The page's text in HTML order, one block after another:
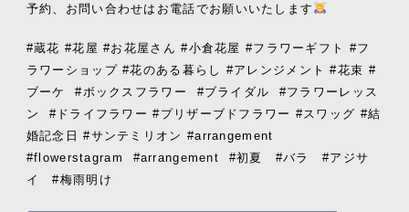
予約、お問い合わせはお電話でお願いいたします
#蔵花 #花屋 #お花屋さん #小倉花屋 #フラワーギフト #フ
ラワーショップ #花のある暮らし #アレンジメント #花束 #
ブーケ
#ボックスフラワー #ブライダル
#フラワーレッス
ン
#ドライフラワー #プリザーブドフラワー #スワッグ #結
婚記念日 #サンテミリオン #arrangement
#flowerstagram
#arrangement
#初夏 #バラ #アジサ
イ #梅雨明け